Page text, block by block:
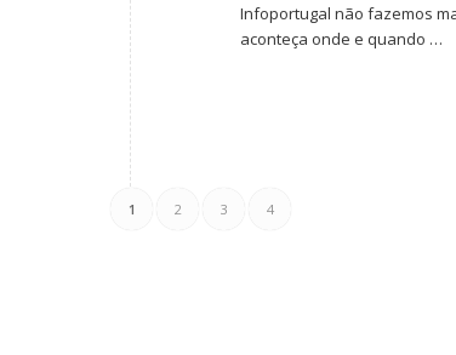
Infoportugal não fazemos
aconteça onde e quando …
1 2 3 4